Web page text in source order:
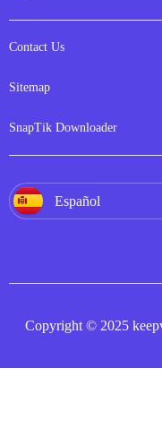
Contact Us
Sitemap
SnapTik Downloader
Español
Copyright © 2025